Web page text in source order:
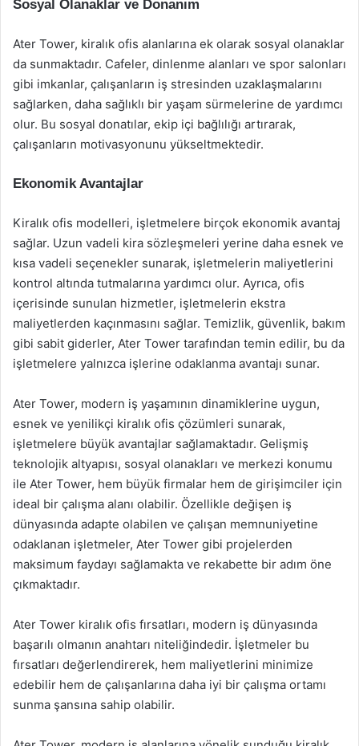
Sosyal Olanaklar ve Donanım
Ater Tower, kiralık ofis alanlarına ek olarak sosyal olanaklar
da sunmaktadır. Cafeler, dinlenme alanları ve spor salonları
gibi imkanlar, çalışanların iş stresinden uzaklaşmalarını
sağlarken, daha sağlıklı bir yaşam sürmelerine de yardımcı
olur. Bu sosyal donatılar, ekip içi bağlılığı artırarak,
çalışanların motivasyonunu yükseltmektedir.
Ekonomik Avantajlar
Kiralık ofis modelleri, işletmelere birçok ekonomik avantaj
sağlar. Uzun vadeli kira sözleşmeleri yerine daha esnek ve
kısa vadeli seçenekler sunarak, işletmelerin maliyetlerini
kontrol altında tutmalarına yardımcı olur. Ayrıca, ofis
içerisinde sunulan hizmetler, işletmelerin ekstra
maliyetlerden kaçınmasını sağlar. Temizlik, güvenlik, bakım
gibi sabit giderler, Ater Tower tarafından temin edilir, bu da
işletmelere yalnızca işlerine odaklanma avantajı sunar.
Ater Tower, modern iş yaşamının dinamiklerine uygun,
esnek ve yenilikçi kiralık ofis çözümleri sunarak,
işletmelere büyük avantajlar sağlamaktadır. Gelişmiş
teknolojik altyapısı, sosyal olanakları ve merkezi konumu
ile Ater Tower, hem büyük firmalar hem de girişimciler için
ideal bir çalışma alanı olabilir. Özellikle değişen iş
dünyasında adapte olabilen ve çalışan memnuniyetine
odaklanan işletmeler, Ater Tower gibi projelerden
maksimum faydayı sağlamakta ve rekabette bir adım öne
çıkmaktadır.
Ater Tower kiralık ofis fırsatları, modern iş dünyasında
başarılı olmanın anahtarı niteliğindedir. İşletmeler bu
fırsatları değerlendirerek, hem maliyetlerini minimize
edebilir hem de çalışanlarına daha iyi bir çalışma ortamı
sunma şansına sahip olabilir.